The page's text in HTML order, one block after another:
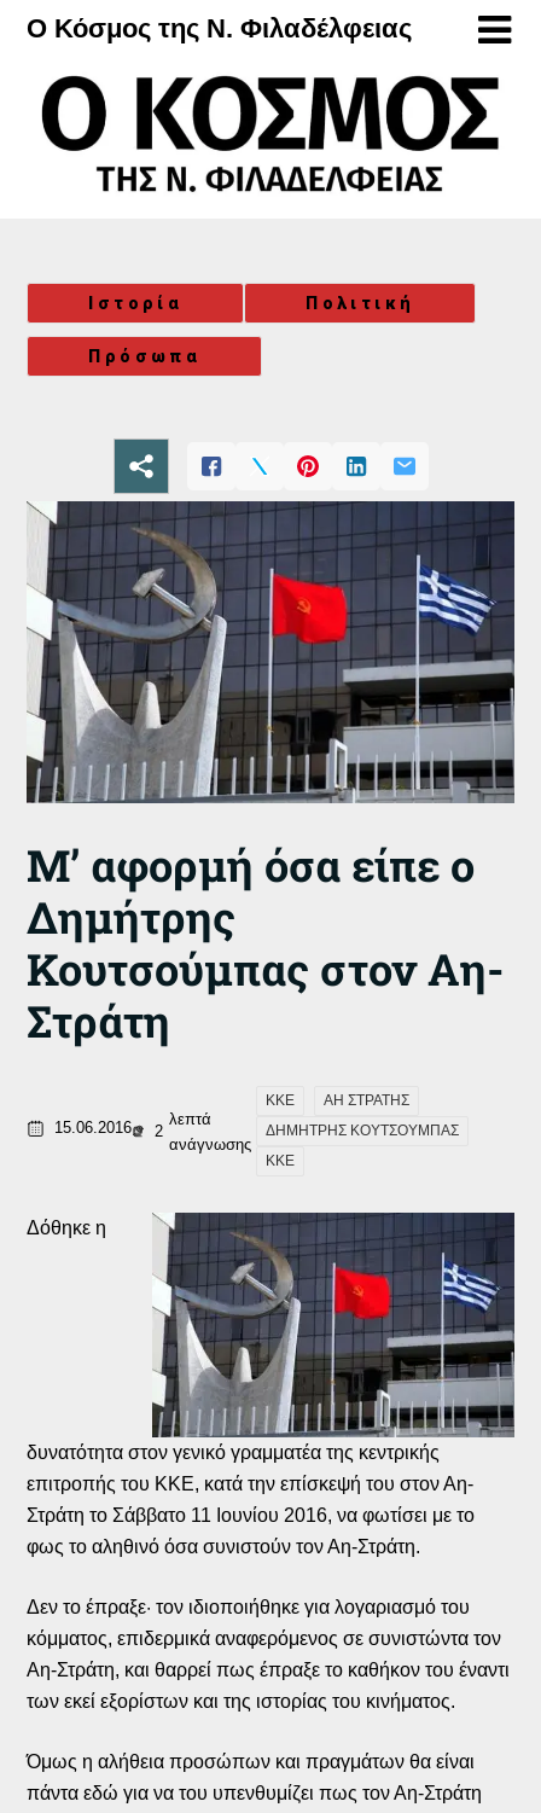
Μετάβαση
περιεχόμενο
Ο Κόσμος της Ν. Φιλαδέλφειας
Ιστορία Πολιτική
Πρόσωπα
Μ’ αφορμή όσα είπε ο
Δημήτρης
Κουτσούμπας στον Αη-
Στράτη
15.06.2016 2
λεπτά
ανάγνωσης
KKE
ΑΗ ΣΤΡΑΤΗΣ
ΔΗΜΗΤΡΗΣ ΚΟΥΤΣΟΥΜΠΑΣ
ΚΚΕ
Δόθηκε η
δυνατότητα στον γενικό γραμματέα της κεντρικής
επιτροπής του ΚΚΕ, κατά την επίσκεψή του στον Αη-
Στράτη το Σάββατο 11 Ιουνίου 2016, να φωτίσει με το
φως το αληθινό όσα συνιστούν τον Αη-Στράτη.
Δεν το έπραξε· τον ιδιοποιήθηκε για λογαριασμό του
κόμματος, επιδερμικά αναφερόμενος σε συνιστώντα τον
Αη-Στράτη, και θαρρεί πως έπραξε το καθήκον του έναντι
των εκεί εξορίστων και της ιστορίας του κινήματος.
Όμως η αλήθεια προσώπων και πραγμάτων θα είναι
πάντα εδώ για να του υπενθυμίζει πως τον Αη-Στράτη